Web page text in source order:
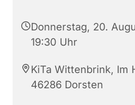
Donnerstag, 20.
19:30 Uhr
KiTa Wittenbrink, Im
46286 Dorsten